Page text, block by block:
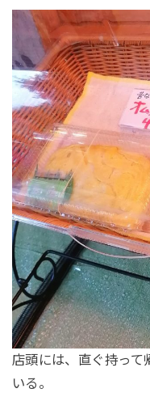
店頭には、直ぐ持って
いる。